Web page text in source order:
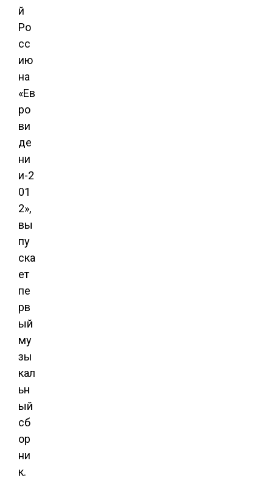
й
Ро
сс
ию
на
«Ев
ро
ви
де
ни
и-2
01
2»,
вы
пу
ска
ет
пе
рв
ый
му
зы
кал
ьн
ый
сб
ор
ни
к.